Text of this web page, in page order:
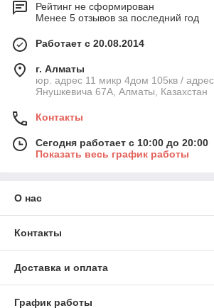
Рейтинг не сформирован
Менее 5 отзывов за последний год
Работает с 20.08.2014
г. Алматы
юр. адрес 11 микр 4дом 105кв /
Янушкевича 67А, Алматы, Казахстан
Контакты
Сегодня работает с 10:00 до 20:00
Показать весь график работы
О нас
Контакты
Доставка и оплата
График работы